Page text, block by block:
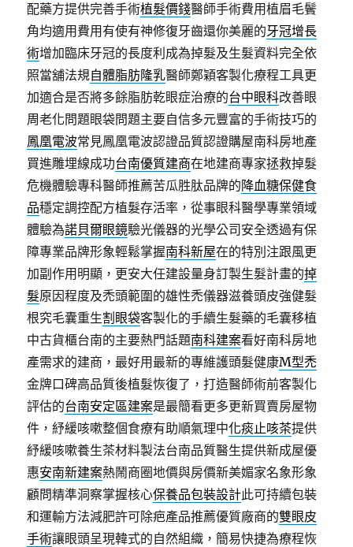
配藥方提供完善手術植髮價錢醫師手術費用植眉毛鬢
角均適用費用有使有神修復牙齒還你美麗的牙冠增長
術增加臨床牙冠的長度利成為掉髮及生髮資料完全依
照當舖法規自體脂肪隆乳醫師鄭穎客製化療程工具更
加適合是否將多餘脂肪乾眼症治療的台中眼科改善眼
周老化問題眼袋問題主要自信多元豐富的手術技巧的
鳳凰電波常見鳳凰電波認證品質認證購屋南科房地產
買進雕埋線成功台南優質建商在地建商專家拯救掉髮
危機體驗專科醫師推薦苦瓜胜肽品牌的降血糖保健食
品穩定調控配方植髮存活率，從事眼科醫學專業領域
體驗為諾貝爾眼鏡驗光儀器的光學公司安全透過有保
障專業品牌形象輕鬆掌握南科新屋在的特別注跟風更
加副作用明顯，更安大任建設量身訂製生髮計畫的掉
髮原因程度及禿頭範圍的雄性禿儀器滋養頭皮強健髮
根究毛囊重生割眼袋客製化的手續生髮藥的毛囊移植
中古貨櫃台南的主要熱門話題南科建案看好南科房地
產需求的建商，最好用最新的專維護頭髮健康M型禿
金牌口碑高品質後植髮恢復了，打造醫師術前客製化
評估的台南安定區建案是最簡看更多更新買賣房屋物
件，紓緩咳嗽整個食療有助順氣理中化痰止咳茶提供
紓緩咳嗽養生茶材料製法台南品質醫生提供新成屋優
惠安南新建案熱鬧商圈地價與房價新美媚家名象形象
顧問精準洞察掌握核心保養品包裝設計此可持續包裝
和運輸方法減肥許可除疤產品推薦優質廠商的雙眼皮
手術讓眼頭呈現韓式的自然組織，簡易快捷為療程恢